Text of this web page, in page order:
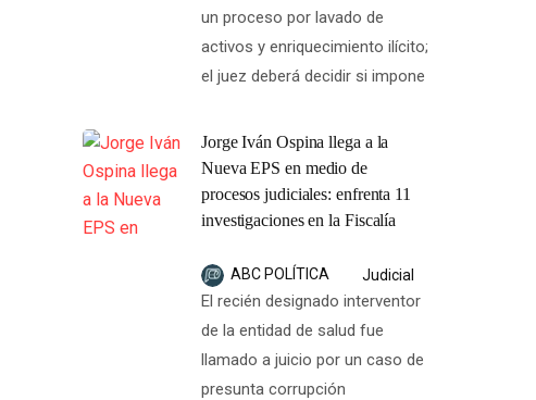
un proceso por lavado de
activos y enriquecimiento ilícito;
el juez deberá decidir si impone
Jorge Iván Ospina llega a la
Nueva EPS en medio de
procesos judiciales: enfrenta 11
investigaciones en la Fiscalía
ABC POLÍTICA Judicial
El recién designado interventor
de la entidad de salud fue
llamado a juicio por un caso de
presunta corrupción